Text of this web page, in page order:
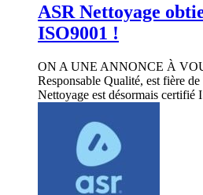
ASR Nettoyage
ISO9001 !
ON A UNE ANNONCE À
Responsable Qualité, est fière
Nettoyage est désormais certifié